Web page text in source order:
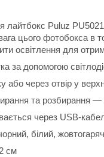
лайтбокс Puluz
цього фотобокса в
освітлення для
за допомогою
або через отвір у
та розбирання —
через USB-
білий,
см